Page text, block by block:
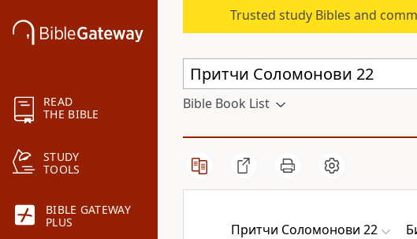
READ
THE BIBLE
STUDY
TOOLS
BIBLE GATEWAY
PLUS
Trusted study Bibles and
Bible Book List
Притчи Соломонови 22